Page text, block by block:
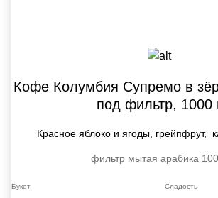
Кофе Колумбия Супремо в
под фильтр, 1000
Красное яблоко и ягоды, грейпфрут,
фильтр мытая арабика
Букет Сладость